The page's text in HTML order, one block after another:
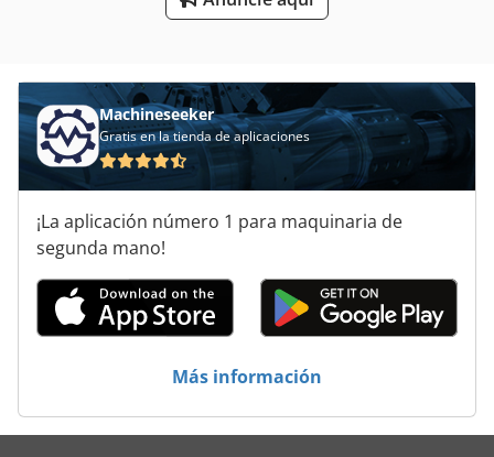
Machineseeker
Gratis en la tienda de aplicaciones
¡La aplicación número 1 para maquinaria de
segunda mano!
Más información